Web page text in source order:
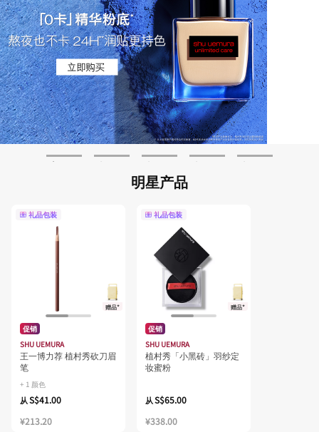
明星产品
礼品包装
赠品*
促销
SHU UEMURA
王一博力荐 植村秀砍刀眉
笔
+ 1 颜色
从S$41.00
¥213.20
礼品包装
赠品*
促销
SHU UEMURA
植村秀「小黑砖」羽纱定
妆蜜粉
从S$65.00
¥338.00